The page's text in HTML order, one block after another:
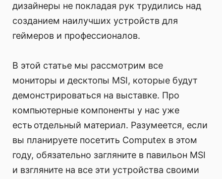
дизайнеры не покладая рук трудились над
созданием наилучших устройств для
геймеров и профессионалов.
В этой статье мы рассмотрим все
мониторы и десктопы MSI, которые будут
демонстрироваться на выставке. Про
компьютерные компоненты у нас уже
есть отдельный материал. Разумеется, если
вы планируете посетить Computex в этом
году, обязательно загляните в павильон MSI
и взгляните на все эти устройства своими